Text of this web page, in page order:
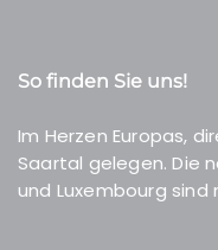
So finden Sie uns!
Im Herzen Europas,
Saartal gelegen. Die
und Luxembourg